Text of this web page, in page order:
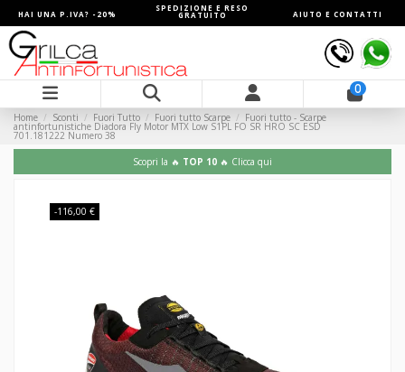
HAI UNA P.IVA? -20%
SPEDIZIONE E RESO
GRATUITO AIUTO E CONTATTI
0
Home Sconti Fuori Tutto Fuori tutto Scarpe Fuori tutto - Scarpe
antinfortunistiche Diadora Fly Motor MTX Low S1PL FO SR HRO SC ESD
701.181222 Numero 38
Scopri la 🔥 TOP 10 🔥 Clicca qui
-116,00 €